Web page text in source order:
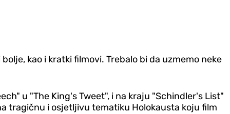
kao i kratki filmovi. Trebalo bi da uzmemo neke
u "The King's Tweet", i na kraju "Schindler's List"
tragičnu i osjetljivu tematiku Holokausta koju film